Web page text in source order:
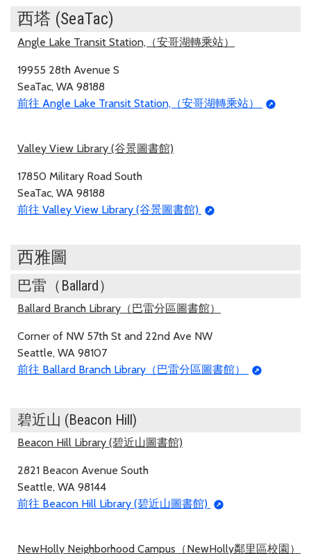
西塔 (SeaTac)
Angle Lake Transit Station,（安哥湖轉乘站）
19955 28th Avenue S
SeaTac, WA 98188
前往 Angle Lake Transit Station,（安哥湖轉乘站）
Valley View Library (谷景圖書館)
17850 Military Road South
SeaTac, WA 98188
前往 Valley View Library (谷景圖書館)
西雅圖
巴雷（Ballard）
Ballard Branch Library（巴雷分區圖書館）
Corner of NW 57th St and 22nd Ave NW
Seattle, WA 98107
前往 Ballard Branch Library（巴雷分區圖書館）
碧近山 (Beacon Hill)
Beacon Hill Library (碧近山圖書館)
2821 Beacon Avenue South
Seattle, WA 98144
前往 Beacon Hill Library (碧近山圖書館)
NewHolly Neighborhood Campus（NewHolly鄰里區校園）